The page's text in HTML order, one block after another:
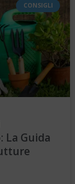
CONSIGLI
La Guida